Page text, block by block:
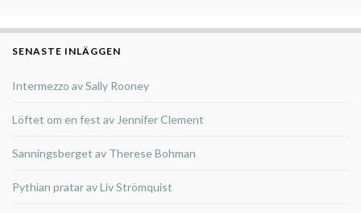
SENASTE INLÄGGEN
Intermezzo av Sally Rooney
Löftet om en fest av Jennifer Clement
Sanningsberget av Therese Bohman
Pythian pratar av Liv Strömquist